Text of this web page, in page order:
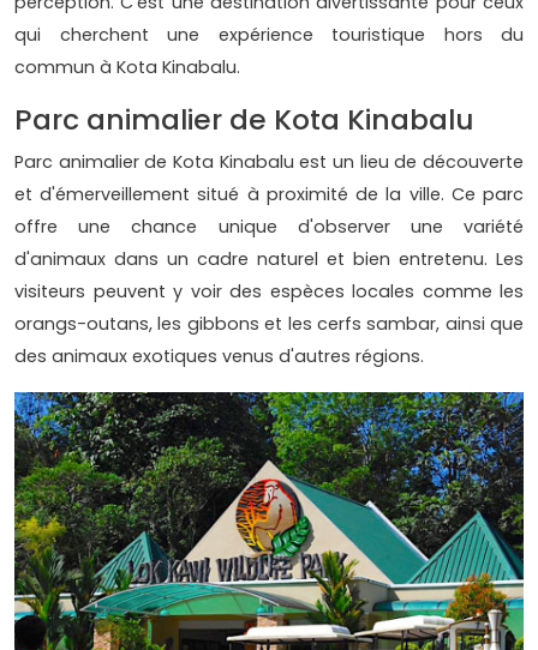
qui cherchent une expérience touristique hors du
commun à Kota Kinabalu.
Parc animalier de Kota Kinabalu
Parc animalier de Kota Kinabalu est un lieu de découverte
et d'émerveillement situé à proximité de la ville. Ce parc
offre une chance unique d'observer une variété
d'animaux dans un cadre naturel et bien entretenu. Les
visiteurs peuvent y voir des espèces locales comme les
orangs-outans, les gibbons et les cerfs sambar, ainsi que
des animaux exotiques venus d'autres régions.